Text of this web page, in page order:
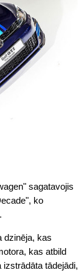
sagatavojis
ko
dzinēja, kas
kas atbild
tādejādi,